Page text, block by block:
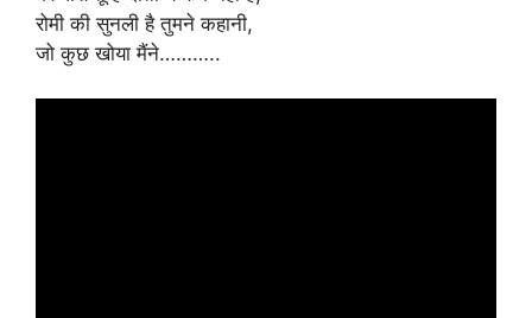
रोमी की सुनली है तुमने कहानी,
जो कुछ खोया मैंने………..